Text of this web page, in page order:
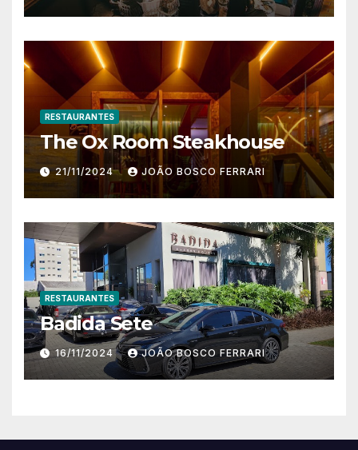
RESTAURANTES
The Ox Room Steakhouse
21/11/2024 JOÃO BOSCO FERRARI
RESTAURANTES
Badida Sete
16/11/2024 JOÃO BOSCO FERRARI